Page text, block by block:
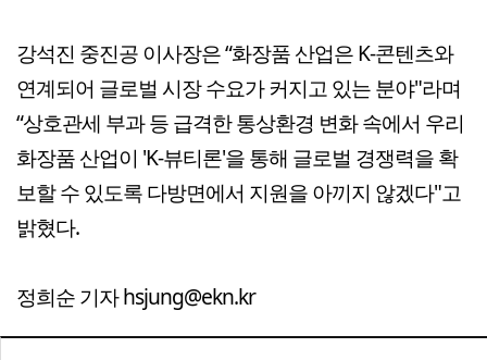
강석진 중진공 이사장은 “화장품 산업은 K-콘텐츠와
연계되어 글로벌 시장 수요가 커지고 있는 분야"라며
“상호관세 부과 등 급격한 통상환경 변화 속에서 우리
화장품 산업이 'K-뷰티론'을 통해 글로벌 경쟁력을 확
보할 수 있도록 다방면에서 지원을 아끼지 않겠다"고
밝혔다.
정희순 기자 hsjung@ekn.kr